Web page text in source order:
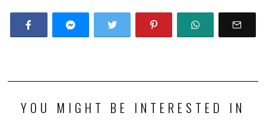
YOU MIGHT BE INTERESTED IN